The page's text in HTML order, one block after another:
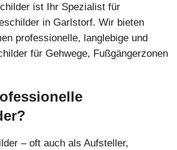
ist Ihr Spezialist für
in Garlstorf. Wir bieten
professionelle, langlebige und
für Gehwege, Fußgängerzonen
– oft auch als Aufsteller,